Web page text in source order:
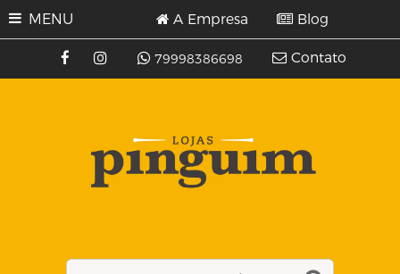
MENU
79998386698
A Empresa Blog
Contato